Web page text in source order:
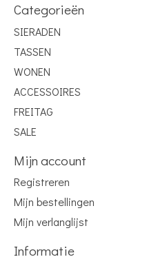
Categorieën
SIERADEN
TASSEN
WONEN
ACCESSOIRES
FREITAG
SALE
Mijn account
Registreren
Mijn bestellingen
Mijn verlanglijst
Informatie